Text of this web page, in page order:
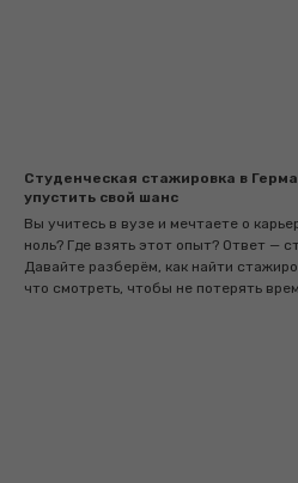
Студенческая стажировка в
упустить свой шанс
Вы учитесь в вузе и мечтаете о
ноль? Где взять этот опыт? Ответ —
Давайте разберём, как найти
что смотреть, чтобы не потерять